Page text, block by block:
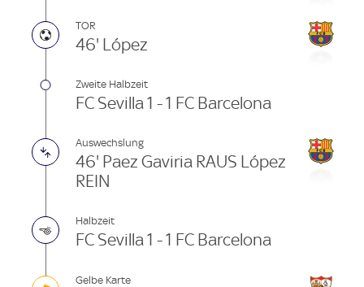
TOR
46' López
Zweite Halbzeit
FC Sevilla 1 - 1 FC Barcelona
Auswechslung
46' Paez Gaviria RAUS López
REIN
Halbzeit
FC Sevilla 1 - 1 FC Barcelona
Gelbe Karte